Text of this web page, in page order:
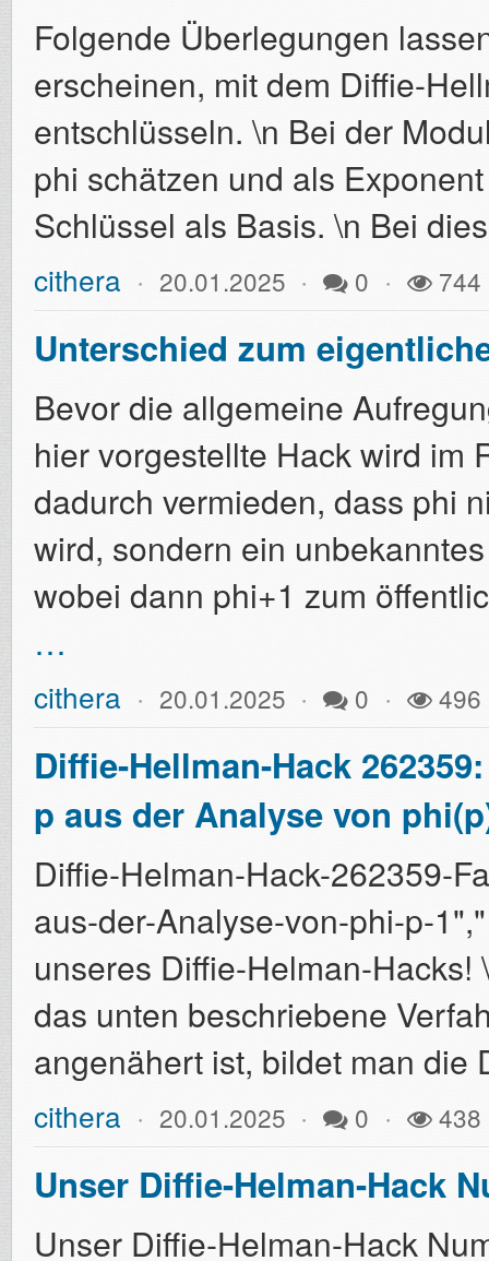
Folgende Überlegungen
erscheinen, mit dem Diffie-
entschlüsseln. \n Bei der
phi schätzen und als
Schlüssel als Basis. \n Bei
cithera 20.01.2025 0 744
Unterschied zum
Bevor die allgemeine
hier vorgestellte Hack wird im
dadurch vermieden, dass phi
wird, sondern ein
wobei dann phi+1 zum
…
cithera 20.01.2025 0 496
Diffie-Hellman-Hack
p aus der Analyse von
Diffie-Helman-Hack-262359-
aus-der-Analyse-von-phi-p-
unseres Diffie-Helman-
das unten beschriebene
angenähert ist, bildet man die
cithera 20.01.2025 0 438
Unser Diffie-Helman-Hack
Unser Diffie-Helman-Hack